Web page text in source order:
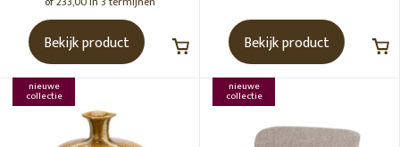
Bekijk product Bekijk product
nieuwe
collectie
nieuwe
collectie